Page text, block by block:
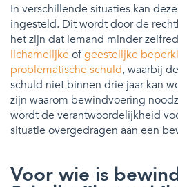
In verschillende situaties kan
ingesteld. Dit wordt door de
het zijn dat iemand minder
lichamelijke ofgeestelijke
problematische schuld, waarbij
schuld niet binnen drie jaar kan
zijn waarom bewindvoering
wordt de verantwoordelijkheid
situatie overgedragen aan een
Voor wie is